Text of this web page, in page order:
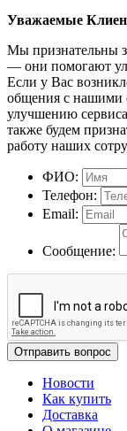
Уважаемые
Мы признательны
— они помогают
Если у Вас
общения с нашими
улучшению
также будем
работу наших
ФИО:
Телефон:
Email:
Сообщение:
Отправить вопрос
Новости
Как купить
Доставка